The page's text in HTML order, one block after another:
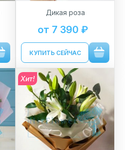
Дикая роза
от 7 390 ₽
КУПИТЬ СЕЙЧАС
Хит!